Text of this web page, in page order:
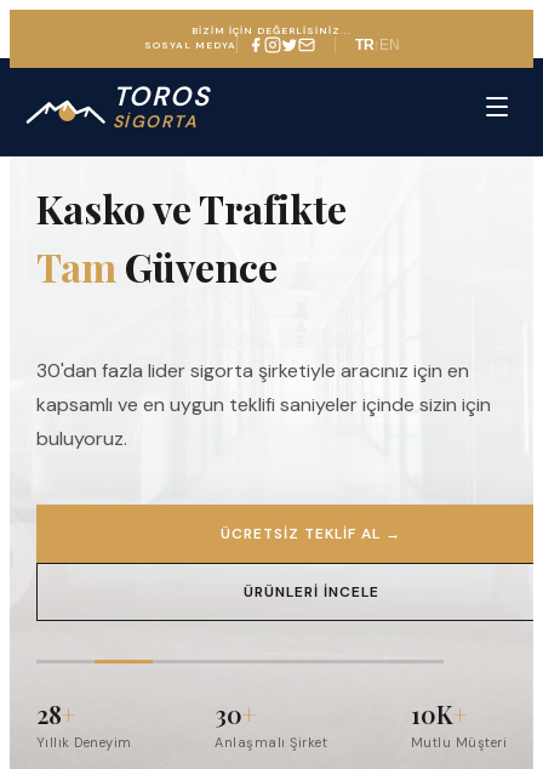
BİZİM İÇİN DEĞERLİSİNİZ...
SOSYAL MEDYA
TR| EN
TOROS
SİGORTA
ARAÇ SIGORTASINDA UZMAN DENEYIM
Kasko ve Trafikte
Tam Güvence
30'dan fazla lider sigorta şirketiyle aracınız için en
kapsamlı ve en uygun teklifi saniyeler içinde sizin için
buluyoruz.
ÜCRETSIZ TEKLIF AL →
ÜRÜNLERI İNCELE
28+
Yıllık Deneyim
30+
Anlaşmalı Şirket
10K+
Mutlu Müşteri